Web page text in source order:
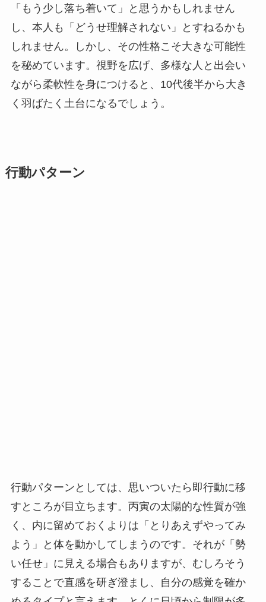
「もう少し落ち着いて」と思うかもしれません
し、本人も「どうせ理解されない」とすねるかも
しれません。しかし、その性格こそ大きな可能性
を秘めています。視野を広げ、多様な人と出会い
ながら柔軟性を身につけると、10代後半から大き
く羽ばたく土台になるでしょう。
行動パターン
行動パターンとしては、思いついたら即行動に移
すところが目立ちます。丙寅の太陽的な性質が強
く、内に留めておくよりは「とりあえずやってみ
よう」と体を動かしてしまうのです。それが「勢
い任せ」に見える場合もありますが、むしろそう
することで直感を研ぎ澄まし、自分の感覚を確か